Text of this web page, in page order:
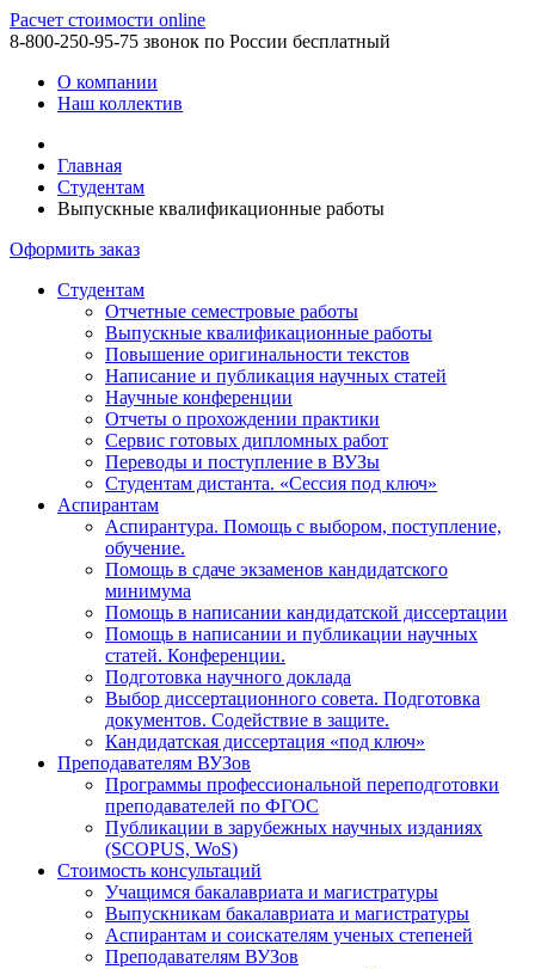
Расчет стоимости online
8-800-250-95-75 звонок по России бесплатный
О компании
Наш коллектив
Главная
Студентам
Выпускные квалификационные работы
Оформить заказ
Студентам
Отчетные семестровые работы
Выпускные квалификационные работы
Повышение оригинальности текстов
Написание и публикация научных статей
Научные конференции
Отчеты о прохождении практики
Сервис готовых дипломных работ
Переводы и поступление в ВУЗы
Студентам дистанта. «Сессия под ключ»
Аспирантам
Аспирантура. Помощь с выбором, поступление,
обучение.
Помощь в сдаче экзаменов кандидатского
минимума
Помощь в написании кандидатской диссертации
Помощь в написании и публикации научных
статей. Конференции.
Подготовка научного доклада
Выбор диссертационного совета. Подготовка
документов. Содействие в защите.
Кандидатская диссертация «под ключ»
Преподавателям ВУЗов
Программы профессиональной переподготовки
преподавателей по ФГОС
Публикации в зарубежных научных изданиях
(SCOPUS, WoS)
Стоимость консультаций
Учащимся бакалавриата и магистратуры
Выпускникам бакалавриата и магистратуры
Аспирантам и соискателям ученых степеней
Преподавателям ВУЗов